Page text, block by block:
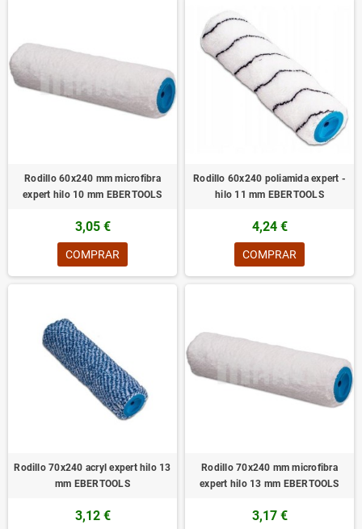
Rodillo 60x240 mm microfibra
expert hilo 10 mm EBERTOOLS
3,05 €
COMPRAR
Rodillo 60x240 poliamida expert -
hilo 11 mm EBERTOOLS
4,24 €
COMPRAR
Rodillo 70x240 acryl expert hilo 13
mm EBERTOOLS
3,12 €
Rodillo 70x240 mm microfibra
expert hilo 13 mm EBERTOOLS
3,17 €